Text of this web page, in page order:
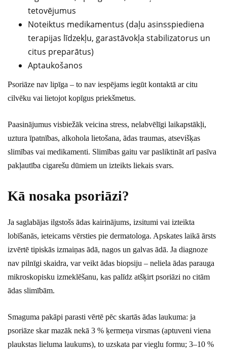
tetovējumus
Noteiktus medikamentus (daļu asinsspiediena
terapijas līdzekļu, garastāvokļa stabilizatorus un
citus preparātus)
Aptaukošanos
Psoriāze nav lipīga – to nav iespējams iegūt kontaktā ar citu
cilvēku vai lietojot kopīgus priekšmetus.
Paasinājumus visbiežāk veicina stress, nelabvēlīgi laikapstākļi,
uztura īpatnības, alkohola lietošana, ādas traumas, atsevišķas
slimības vai medikamenti. Slimības gaitu var pasliktināt arī pasīva
pakļautība cigarešu dūmiem un izteikts liekais svars.
Kā nosaka psoriāzi?
Ja saglabājas ilgstošs ādas kairinājums, izsitumi vai izteikta
lobīšanās, ieteicams vērsties pie dermatologa. Apskates laikā ārsts
izvērtē tipiskās izmaiņas ādā, nagos un galvas ādā. Ja diagnoze
nav pilnīgi skaidra, var veikt ādas biopsiju – neliela ādas parauga
mikroskopisku izmeklēšanu, kas palīdz atšķirt psoriāzi no citām
ādas slimībām.
Smaguma pakāpi parasti vērtē pēc skartās ādas laukuma: ja
psoriāze skar mazāk nekā 3 % ķermeņa virsmas (aptuveni viena
plaukstas lieluma laukums), to uzskata par vieglu formu; 3–10 %